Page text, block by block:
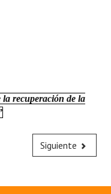
la recuperación de la
Siguiente